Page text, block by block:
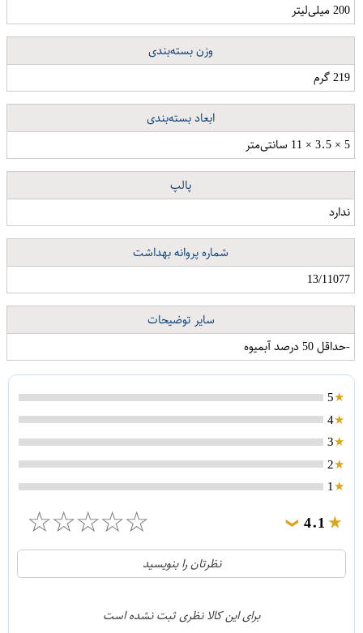
200 میلی‌لیتر
وزن بسته‌بندی
219 گرم
ابعاد بسته‌بندی
5 × 3.5 × 11 سانتی‌متر
پالپ
ندارد
شماره پروانه بهداشت
13/11077
سایر توضیحات
-حداقل 50 درصد آبمیوه
5
4
3
2
1
4.1
❯
☆
☆
☆
☆
☆
21
1
نظرتان را بنویسید
برای این کالا نظری ثبت نشده است